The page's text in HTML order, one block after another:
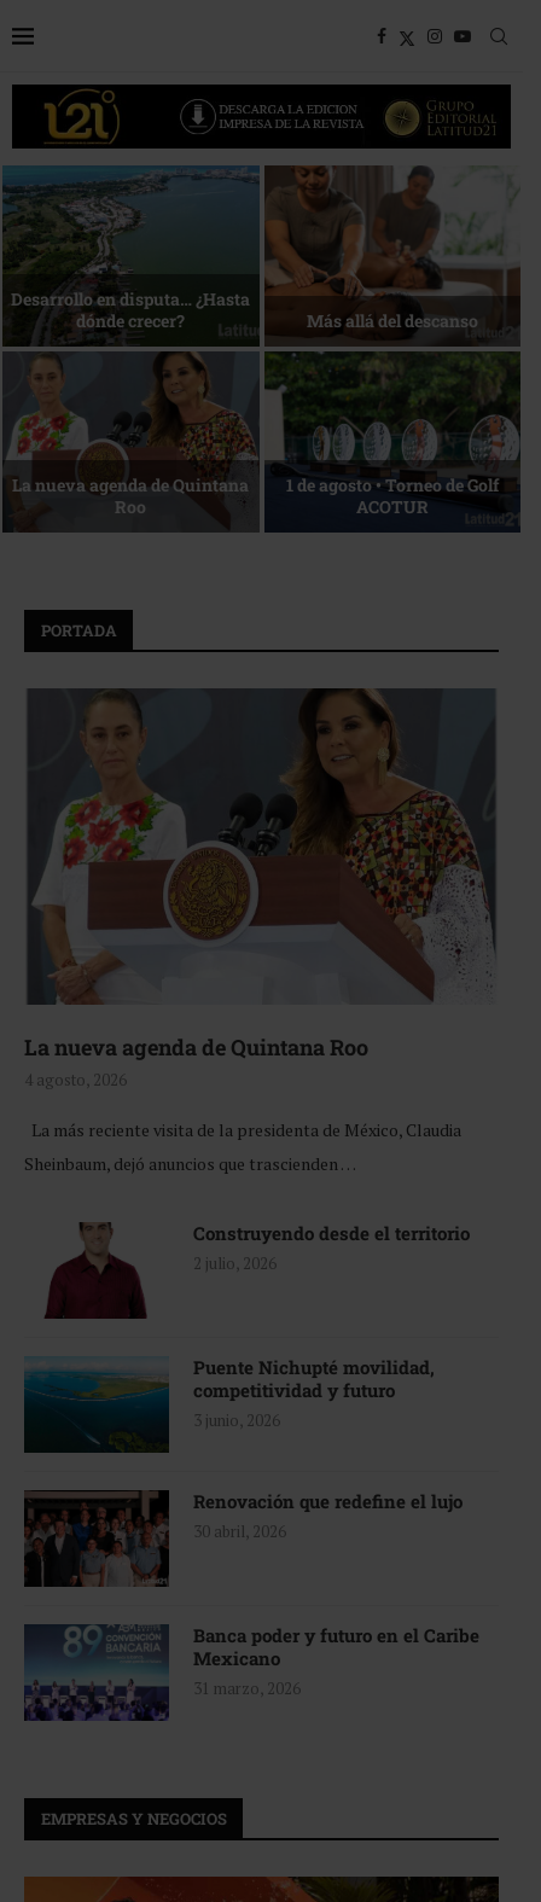
Bottega, un viaje servido a la
mesa
Energía que Impulsa la
competitividad
Reconocimiento de viajeros La esencia del servicio
PORTADA
La nueva agenda de Quintana Roo
4 agosto, 2026
La más reciente visita de la presidenta de México, Claudia
Sheinbaum, dejó anuncios que trascienden …
Construyendo desde el territorio
2 julio, 2026
Puente Nichupté movilidad,
competitividad y futuro
3 junio, 2026
Renovación que redefine el lujo
30 abril, 2026
Banca poder y futuro en el Caribe
Mexicano
31 marzo, 2026
EMPRESAS Y NEGOCIOS